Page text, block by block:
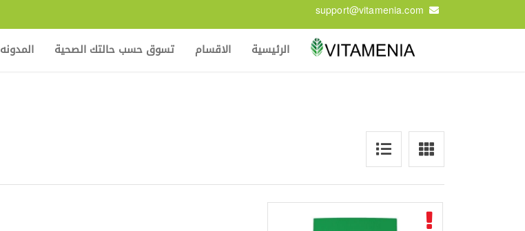
support@vitamenia.com
الرئيسية الاقسام تسوق حسب حالتك الصحية المدونه